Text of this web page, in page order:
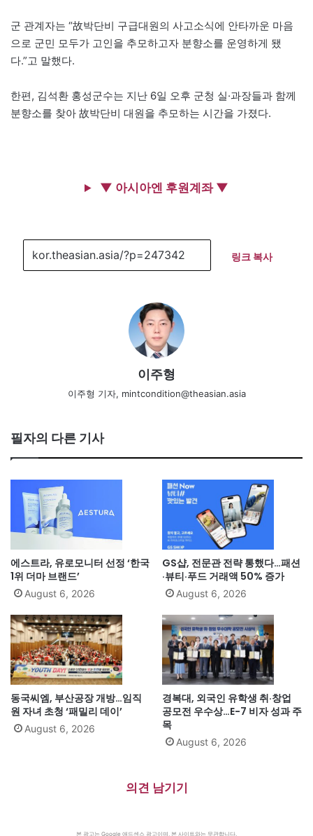
군 관계자는 “故박단비 구급대원의 사고소식에 안타까운 마음
으로 군민 모두가 고인을 추모하고자 분향소를 운영하게 됐
다.”고 말했다.
한편, 김석환 홍성군수는 지난 6일 오후 군청 실·과장들과 함께
분향소를 찾아 故박단비 대원을 추모하는 시간을 가졌다.
▼ 아시아엔 후원계좌 ▼
링크 복사
이주형
이주형 기자, mintcondition@theasian.asia
필자의 다른 기사
에스트라, 유로모니터 선정 ‘한국
1위 더마 브랜드’
August 6, 2026
GS샵, 전문관 전략 통했다…패션
·뷰티·푸드 거래액 50% 증가
August 6, 2026
동국씨엠, 부산공장 개방…임직
원 자녀 초청 ‘패밀리 데이’
August 6, 2026
경복대, 외국인 유학생 취·창업
공모전 우수상…E-7 비자 성과 주
목
August 6, 2026
의견 남기기
본 광고는 Google 애드센스 광고이며, 본 사이트와는 무관합니다.